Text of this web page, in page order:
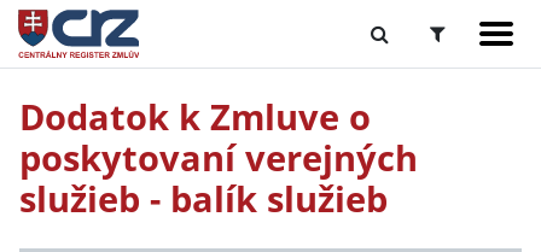
Dodatok k Zmluve o
poskytovaní verejných
služieb - balík služieb